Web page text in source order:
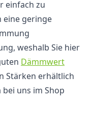
einfach zu
eine geringe
weshalb Sie hier
Dämmwert
Stärken erhältlich
uns im Shop